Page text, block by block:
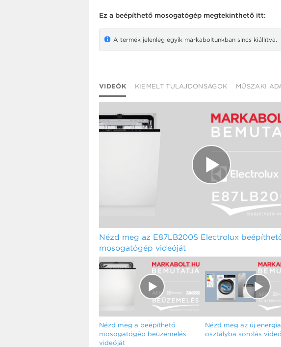
Ez a beépíthető mosogatógép megtekinthető itt:
A termék jelenleg egyik márkaboltunkban sincs kiállítva.
VIDEÓK KIEMELT TULAJDONSÁGOK MŰSZAKI
Nézd meg az E87LB200S Electrolux
mosogatógép videóját
Nézd meg a beépíthető
mosogatógép beüzemelés
videóját
Nézd meg az új energia
osztályba sorolás